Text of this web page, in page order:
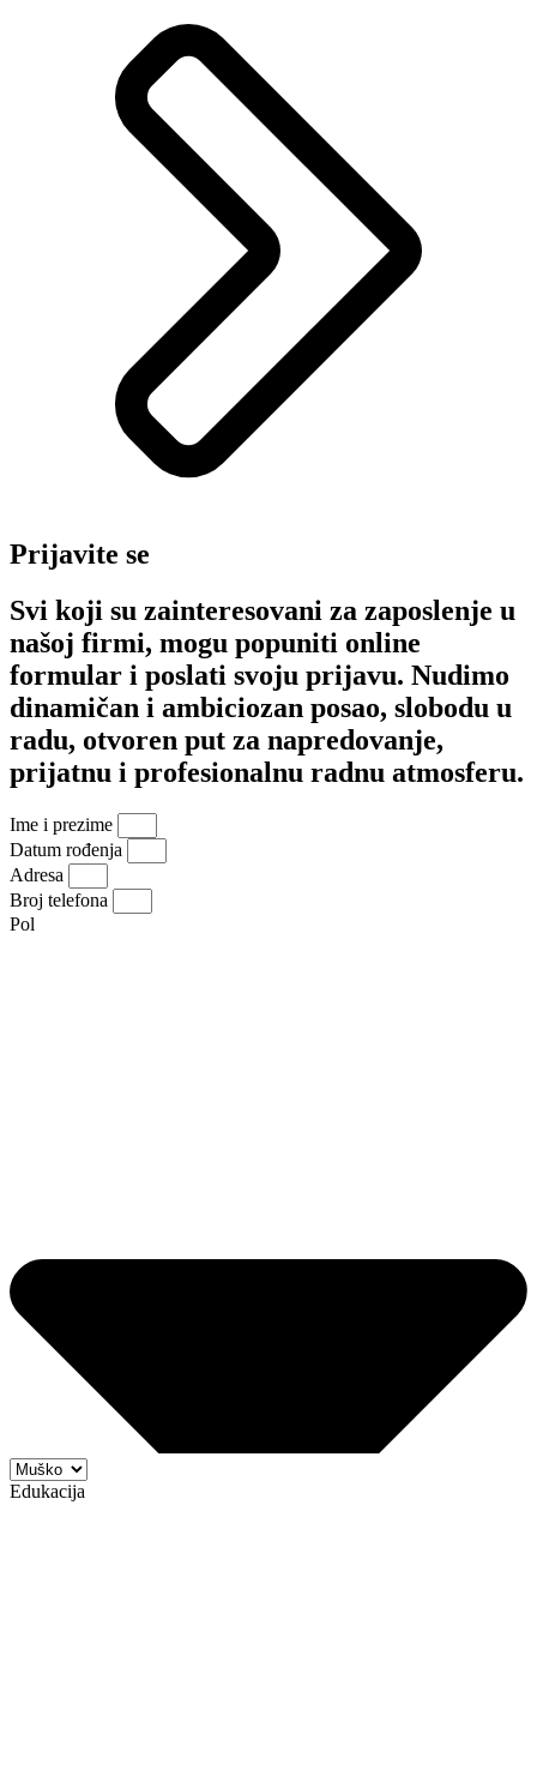
Prijavite se
Svi koji su zainteresovani za zaposlenje u
našoj firmi, mogu popuniti online
formular i poslati svoju prijavu. Nudimo
dinamičan i ambiciozan posao, slobodu u
radu, otvoren put za napredovanje,
prijatnu i profesionalnu radnu atmosferu.
Ime i prezime
Datum rođenja
Adresa
Broj telefona
Pol
Edukacija